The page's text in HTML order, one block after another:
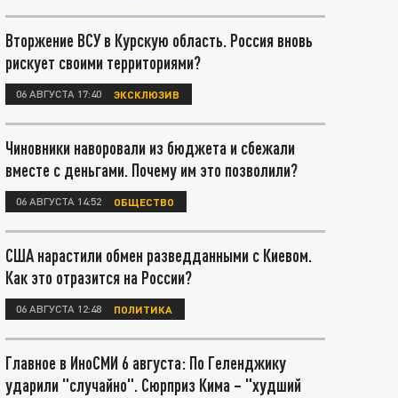
Вторжение ВСУ в Курскую область. Россия вновь
рискует своими территориями?
06 АВГУСТА 17:40 ЭКСКЛЮЗИВ
Чиновники наворовали из бюджета и сбежали
вместе с деньгами. Почему им это позволили?
06 АВГУСТА 14:52 ОБЩЕСТВО
США нарастили обмен разведданными с Киевом.
Как это отразится на России?
06 АВГУСТА 12:48 ПОЛИТИКА
Главное в ИноСМИ 6 августа: По Геленджику
ударили "случайно". Сюрприз Кима – "худший